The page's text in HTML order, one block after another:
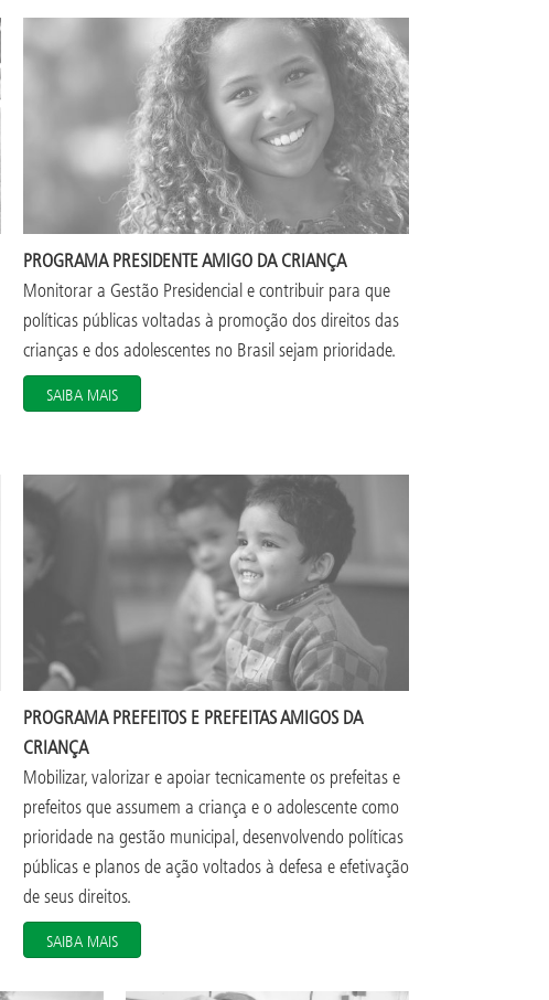
PROGRAMA PRESIDENTE AMIGO DA CRIANÇA
Monitorar a Gestão Presidencial e contribuir para que
políticas públicas voltadas à promoção dos direitos das
crianças e dos adolescentes no Brasil sejam prioridade.
SAIBA MAIS
PROGRAMA PREFEITOS E PREFEITAS AMIGOS DA
CRIANÇA
Mobilizar, valorizar e apoiar tecnicamente os prefeitas e
prefeitos que assumem a criança e o adolescente como
prioridade na gestão municipal, desenvolvendo políticas
públicas e planos de ação voltados à defesa e efetivação
de seus direitos.
SAIBA MAIS